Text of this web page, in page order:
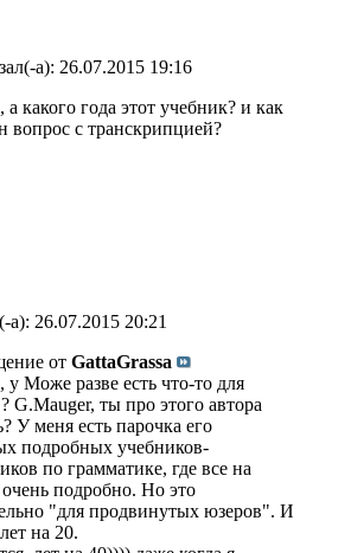
а): 26.07.2015 19:16
, а какого года этот учебник? и как
вопрос с транскрипцией?
а): 26.07.2015 20:21
от GattaGrassa
, у Може разве есть что-то для
G.Mauger, ты про этого автора
У меня есть парочка его
подробных учебников-
по грамматике, где все на
подробно. Но это
"для продвинутых юзеров". И
на 20.